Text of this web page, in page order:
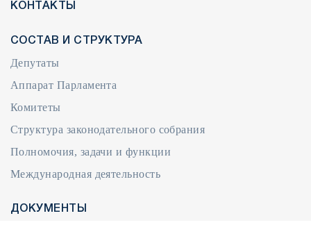
КОНТАКТЫ
СОСТАВ И СТРУКТУРА
Депутаты
Аппарат Парламента
Комитеты
Структура законодательного собрания
Полномочия, задачи и функции
Международная деятельность
ДОКУМЕНТЫ